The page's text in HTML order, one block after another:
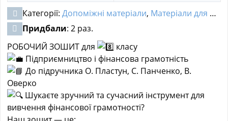
Категорії: Допоміжні матеріали, Матеріали для НУШ
Придбали: 2 раз.
РОБОЧИЙ ЗОШИТ для
класу
Підприємництво і фінансова грамотність
До підручника О. Пластун, С. Панченко, В.
Оверко
Шукаєте зручний та сучасний інструмент для
вивчення фінансової грамотності?